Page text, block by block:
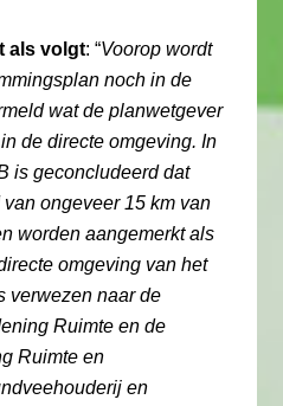
als volgt: “Voorop wordt
noch in de
wat de planwetgever
de directe omgeving. In
is geconcludeerd dat
ongeveer 15 km van
worden aangemerkt als
omgeving van het
verwezen naar de
Ruimte en de
Ruimte en
en